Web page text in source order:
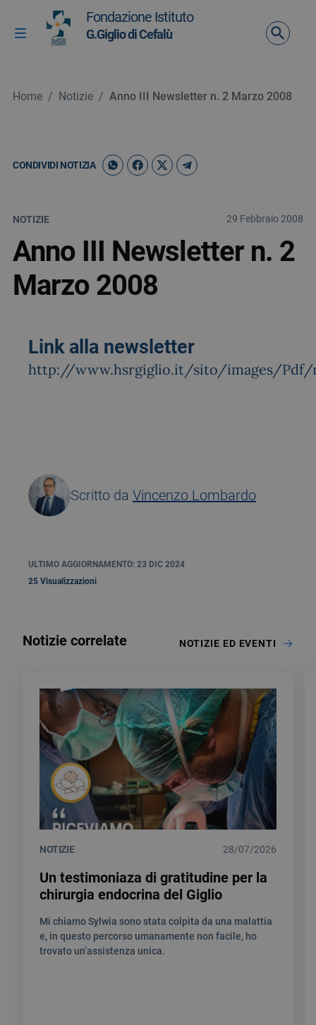
Vai ai contenuti
Vai al menu di navigazione
Vai al footer
Attiva / disattiva la navigazione
Fondazione Istituto
G.Giglio di Cefalù
Home / Notizie / Anno III Newsletter n. 2 Marzo 2008
CONDIVIDI NOTIZIA
NOTIZIE 29 Febbraio 2008
Anno III Newsletter n. 2
Marzo 2008
Link alla newsletter
http://www.hsrgiglio.it/sito/images/Pdf/
Scritto da Vincenzo Lombardo
ULTIMO AGGIORNAMENTO: 23 DIC 2024
25 Visualizzazioni
Notizie correlate NOTIZIE ED EVENTI
NOTIZIE 28/07/2026
Un testimoniaza di gratitudine per la
chirurgia endocrina del Giglio
Mi chiamo Sylwia sono stata colpita da una malattia
e, in questo percorso umanamente non facile, ho
trovato un’assistenza unica.